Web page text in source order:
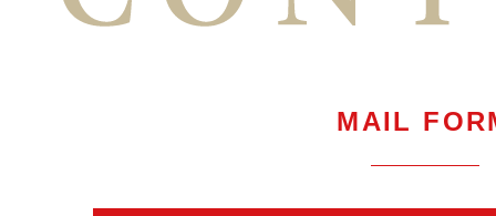
MAIL